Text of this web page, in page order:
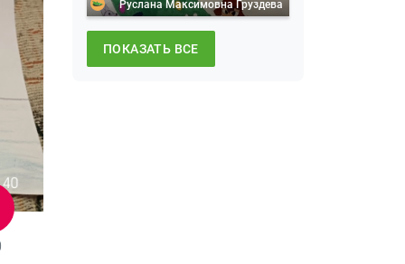
Руслана Максимовна Груздева
ПОКАЗАТЬ ВСЕ